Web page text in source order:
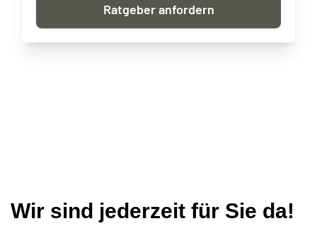
Wir sind jederzeit für Sie da!